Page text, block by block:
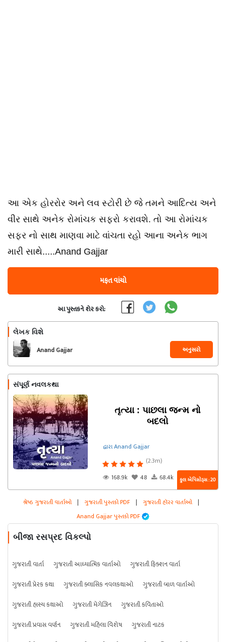
આ એક હોરરોર અને લવ સ્ટોરી છે જે તમને આદિત્ય અને
વીર સાથે અનેક રોમાંચક સફરો કરાવશે. તો આ રોમાંચક
સફર નો સાથ માણવા માટે વાંચતા રહો આના અનેક ભાગ
મારી સાથે.....Anand Gajjar
મફત વાંચો
આ પુસ્તકને શેર કરો:
લેખક વિશે
Anand Gajjar અનુસરો
સંપૂર્ણ નવલકથા
તૃત્યા : પાછલા જન્મ નો
બદલો
દ્વારા Anand Gajjar
(2.3m)
168.9k
48 68.4k કુલ એપિસોડ્સ : 20
શ્રેષ્ઠ ગુજરાતી વાર્તાઓ | ગુજરાતી પુસ્તકો PDF | ગુજરાતી હૉરર વાર્તાઓ |
Anand Gajjar પુસ્તકો PDF
બીજા રસપ્રદ વિકલ્પો
ગુજરાતી વાર્તા ગુજરાતી આધ્યાત્મિક વાર્તાઓ
ગુજરાતી ફિક્શન વાર્તા
ગુજરાતી પ્રેરક કથા
ગુજરાતી ક્લાસિક નવલકથાઓ
ગુજરાતી બાળ વાર્તાઓ
ગુજરાતી હાસ્ય કથાઓ
ગુજરાતી મેગેઝિન
ગુજરાતી કવિતાઓ
ગુજરાતી પ્રવાસ વર્ણન
ગુજરાતી મહિલા વિશેષ
ગુજરાતી નાટક